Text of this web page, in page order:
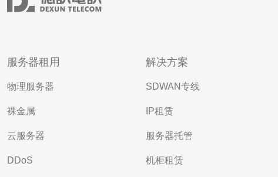
服务器租用
物理服务器
裸金属
云服务器
DDoS
解决方案
SDWAN专线
IP租赁
服务器托管
机柜租赁